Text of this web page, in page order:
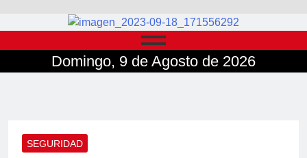
Domingo, 9 de Agosto de 2026
SEGURIDAD